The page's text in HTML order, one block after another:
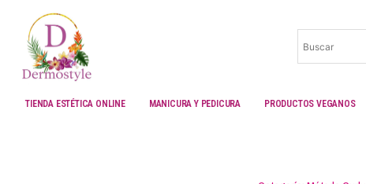
contenido
TIENDA ESTÉTICA ONLINE MANICURA Y PEDICURA PRODUCTOS VEGANOS